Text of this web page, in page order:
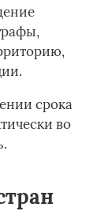
срока
во